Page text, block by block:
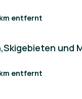
km entfernt
km entfernt